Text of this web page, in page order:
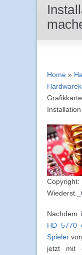
Home »
Nachdem
HD 5770
Spieler
jetzt mit